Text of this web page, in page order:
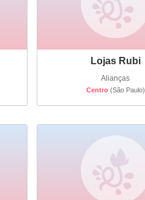
Lojas Rubi
Alianças
Centro(São Paulo)